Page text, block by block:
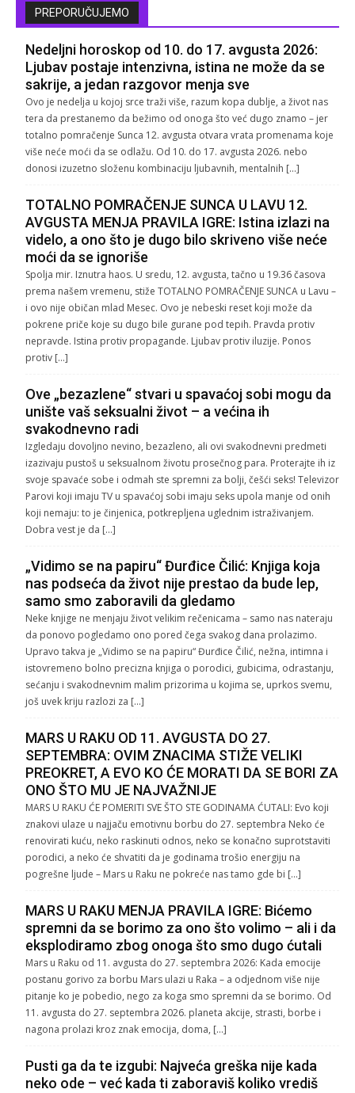
PREPORUČUJEMO
Nedeljni horoskop od 10. do 17. avgusta 2026:
Ljubav postaje intenzivna, istina ne može da se
sakrije, a jedan razgovor menja sve
Ovo je nedelja u kojoj srce traži više, razum kopa dublje, a život nas
tera da prestanemo da bežimo od onoga što već dugo znamo – jer
totalno pomračenje Sunca 12. avgusta otvara vrata promenama koje
više neće moći da se odlažu. Od 10. do 17. avgusta 2026. nebo
donosi izuzetno složenu kombinaciju ljubavnih, mentalnih […]
TOTALNO POMRAČENJE SUNCA U LAVU 12.
AVGUSTA MENJA PRAVILA IGRE: Istina izlazi na
videlo, a ono što je dugo bilo skriveno više neće
moći da se ignoriše
Spolja mir. Iznutra haos. U sredu, 12. avgusta, tačno u 19.36 časova
prema našem vremenu, stiže TOTALNO POMRAČENJE SUNCA u Lavu –
i ovo nije običan mlad Mesec. Ovo je nebeski reset koji može da
pokrene priče koje su dugo bile gurane pod tepih. Pravda protiv
nepravde. Istina protiv propagande. Ljubav protiv iluzije. Ponos
protiv […]
Ove „bezazlene“ stvari u spavaćoj sobi mogu da
unište vaš seksualni život – a većina ih
svakodnevno radi
Izgledaju dovoljno nevino, bezazleno, ali ovi svakodnevni predmeti
izazivaju pustoš u seksualnom životu prosečnog para. Proterajte ih iz
svoje spavaće sobe i odmah ste spremni za bolji, češći seks! Televizor
Parovi koji imaju TV u spavaćoj sobi imaju seks upola manje od onih
koji nemaju: to je činjenica, potkrepljena uglednim istraživanjem.
Dobra vest je da […]
„Vidimo se na papiru“ Đurđice Čilić: Knjiga koja
nas podseća da život nije prestao da bude lep,
samo smo zaboravili da gledamo
Neke knjige ne menjaju život velikim rečenicama – samo nas nateraju
da ponovo pogledamo ono pored čega svakog dana prolazimo.
Upravo takva je „Vidimo se na papiru“ Đurđice Čilić, nežna, intimna i
istovremeno bolno precizna knjiga o porodici, gubicima, odrastanju,
sećanju i svakodnevnim malim prizorima u kojima se, uprkos svemu,
još uvek kriju razlozi za […]
MARS U RAKU OD 11. AVGUSTA DO 27.
SEPTEMBRA: OVIM ZNACIMA STIŽE VELIKI
PREOKRET, A EVO KO ĆE MORATI DA SE BORI ZA
ONO ŠTO MU JE NAJVAŽNIJE
MARS U RAKU ĆE POMERITI SVE ŠTO STE GODINAMA ĆUTALI: Evo koji
znakovi ulaze u najjaču emotivnu borbu do 27. septembra Neko će
renovirati kuću, neko raskinuti odnos, neko se konačno suprotstaviti
porodici, a neko će shvatiti da je godinama trošio energiju na
pogrešne ljude – Mars u Raku ne pokreće nas tamo gde bi […]
MARS U RAKU MENJA PRAVILA IGRE: Bićemo
spremni da se borimo za ono što volimo – ali i da
eksplodiramo zbog onoga što smo dugo ćutali
Mars u Raku od 11. avgusta do 27. septembra 2026: Kada emocije
postanu gorivo za borbu Mars ulazi u Raka – a odjednom više nije
pitanje ko je pobedio, nego za koga smo spremni da se borimo. Od
11. avgusta do 27. septembra 2026. planeta akcije, strasti, borbe i
nagona prolazi kroz znak emocija, doma, […]
Pusti ga da te izgubi: Najveća greška nije kada
neko ode – već kada ti zaboraviš koliko vrediš